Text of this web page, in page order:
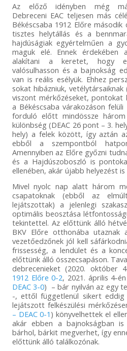
Az előző idényben még
Debreceni EAC teljesen más
Békéscsaba 1912 Előre
tisztes helytállás és a
hajdúságiak egyértelműen a
maguk elé. Ennek érdekében
alakítani a keretet, hogy
valósulhasson és a bajnokság
van is reális esélyük. Ehhez
sokat hibázniuk, vetélytársaiknak
viszont mérkőzéseket, pontokat
a Békéscsaba várakozáson
forduló előtt mindössze
különbség (DEAC 26 pont – 3.
hely) a felek között, így aztán
ebből a szempontból
Amennyiben az Előre győzni
és a Hajdúszoboszló is
ellenében, akár újabb helyezést
Mivel nyolc nap alatt három
csapatoknak (ebből az
lejátszottak) a jelenlegi
optimális beosztása
tekintettel. Az előttünk álló
BKV Előre otthonába utaznak
vezetőedzőnek jól kell
frissesség, a lendület és a
előttünk álló összecsapáson.
debrecenieket (2020. október
1912 Előre 0-2, 2021. április 4-én
DEAC 3-0) – bár nyilván az egy
-, ettől függetlenül sikert eddig
lejátszott felkészülési
– DEAC 0-1 ) könyvelhettek el
akár ebben a bajnokságban
bárhol, bárkit megverhet, így
előttünk álló találkozónak.